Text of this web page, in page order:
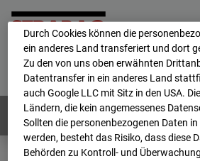
Home E-Mail Impressum
Deutsch / English
Webcams: Alle Länder
Durch Cookies können die
ein anderes Land transferiert und dort
Zu den von uns oben erwähnten
Datentransfer in ein anderes Land
auch Google LLC mit Sitz in den USA.
Ländern, die kein angemessenes
Sollten die personenbezogenen Daten
werden, besteht das Risiko, dass diese
Behörden zu Kontroll- und